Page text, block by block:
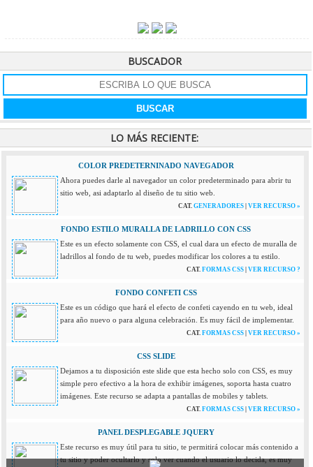
BUSCADOR
LO MÁS RECIENTE:
COLOR PREDETERNINADO NAVEGADOR
Ahora puedes darle al navegador un color predeterminado para abrir tu
sitio web, asi adaptarlo al diseño de tu sitio web.
CAT. GENERADORES| VER RECURSO »
FONDO ESTILO MURALLA DE LADRILLO CON CSS
Este es un efecto solamente con CSS, el cual dara un efecto de muralla de
ladrillos al fondo de tu web, puedes modificar los colores a tu estilo.
CAT. FORMAS CSS| VER RECURSO ?
FONDO CONFETI CSS
Este es un código que hará el efecto de confeti cayendo en tu web, ideal
para año nuevo o para alguna celebración. Es muy fácil de implementar.
CAT. FORMAS CSS| VER RECURSO »
CSS SLIDE
Dejamos a tu disposición este slide que esta hecho solo con CSS, es muy
simple pero efectivo a la hora de exhibir imágenes, soporta hasta cuatro
imágenes. Este recurso se adapta a pantallas de mobiles y tablets.
CAT. FORMAS CSS| VER RECURSO »
PANEL DESPLEGABLE JQUERY
Este recurso es muy útil para tu sitio, te permitirá colocar más contenido a
tu sitio y poder ocultarlo y solo ver cuando el usuario lo decida, es muy